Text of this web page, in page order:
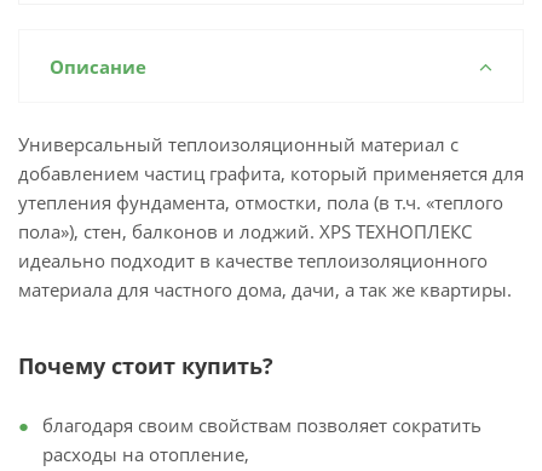
Описание
Универсальный теплоизоляционный материал с
добавлением частиц графита, который применяется для
утепления фундамента, отмостки, пола (в т.ч. «теплого
пола»), стен, балконов и лоджий. XPS ТЕХНОПЛЕКС
идеально подходит в качестве теплоизоляционного
материала для частного дома, дачи, а так же квартиры.
Почему стоит купить?
благодаря своим свойствам позволяет сократить
расходы на отопление,